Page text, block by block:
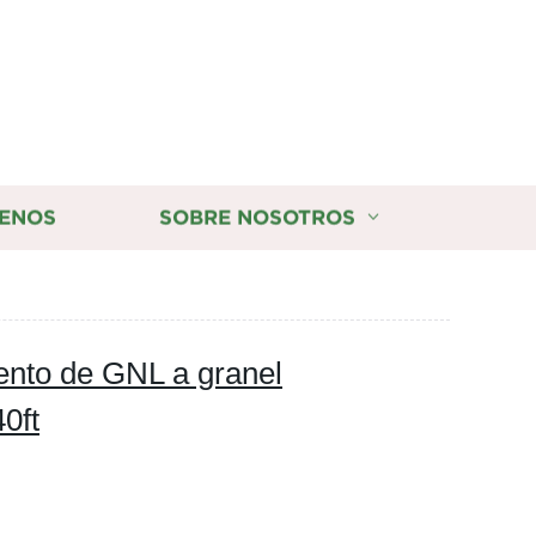
SOBRE NOSOTROS
de GNL a granel